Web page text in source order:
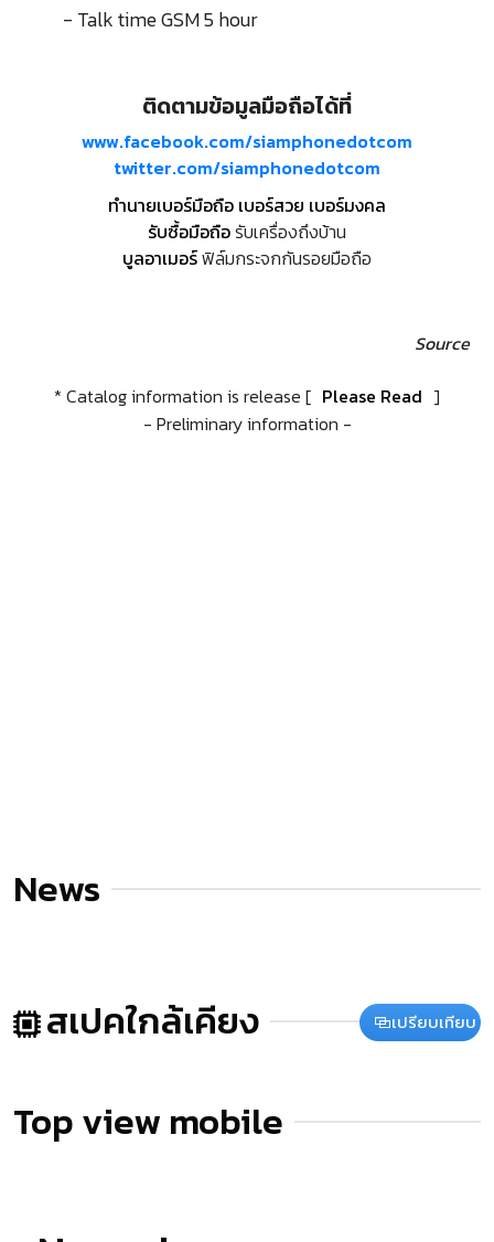
- Talk time GSM 5 hour
ติดตามข้อมูลมือถือได้ที่
www.facebook.com/siamphonedotcom
twitter.com/siamphonedotcom
ทำนายเบอร์มือถือ เบอร์สวย เบอร์มงคล
รับซื้อมือถือรับเครื่องถึงบ้าน
บูลอาเมอร์ฟิล์มกระจกกันรอยมือถือ
Source
* Catalog information is release [ Please Read ]
- Preliminary information -
News
สเปคใกล้เคียง เปรียบเทียบ
Top view mobile